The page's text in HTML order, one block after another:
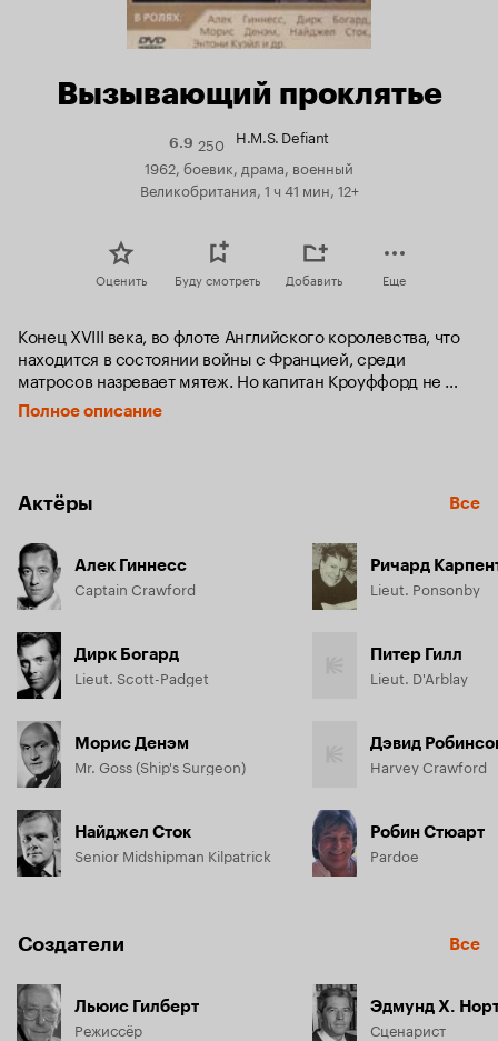
Вызывающий проклятье
6.9Рейтинг
Кинопоиска
6.9
250 H.M.S. Defiant
1962, боевик, драма, военный
Великобритания, 1 ч 41 мин, 12+
Оценить Буду смотреть Добавить Еще
Конец XVIII века, во флоте Английского королевства, что
находится в состоянии войны с Францией, среди
матросов назревает мятеж. Но капитан Кроуффорд не
только благородный воин, но и опытный моряк, поэтому
его не пугают ни интриги младших офицеров, да и бунт
Полное описание
Актёры Все
Алек Гиннесс
Captain Crawford
Дирк Богард
Lieut. Scott-Padget
Морис Денэм
Mr. Goss (Ship's Surgeon)
Найджел Сток
Senior Midshipman Kilpatrick
Ричард
Lieut. Ponsonby
Питер Гилл
Lieut. D'Arblay
Дэвид
Harvey Crawford
Робин Стюарт
Pardoe
Создатели Все
Льюис Гилберт
Режиссёр
Эдмунд Х.
Сценарист